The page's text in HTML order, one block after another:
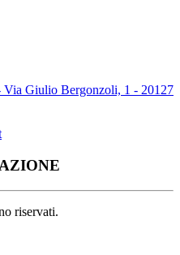
Via Giulio Bergonzoli, 1 - 20127
riservati.